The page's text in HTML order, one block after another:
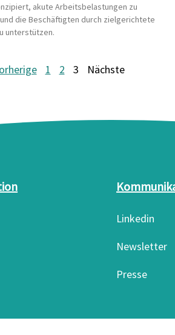
akute Arbeitsbelastungen zu
die Beschäftigten durch zielgerichtete
unterstützen.
1 2 3 Nächste
Linkedin
Newsletter
Presse